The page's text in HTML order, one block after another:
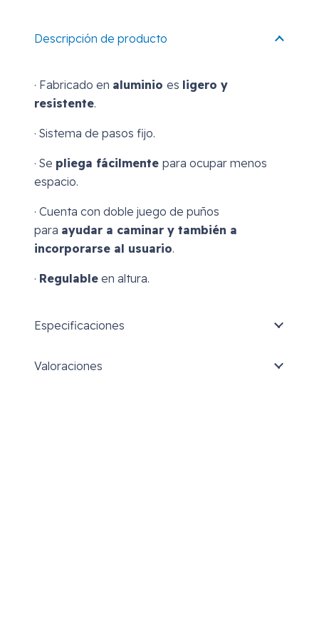
Descripción de producto
· Fabricado en aluminio es ligero y
resistente.
· Sistema de pasos fijo.
· Se pliega fácilmente para ocupar menos
espacio.
· Cuenta con doble juego de puños
para ayudar a caminar y también a
incorporarse al usuario.
· Regulable en altura.
Especificaciones
Valoraciones